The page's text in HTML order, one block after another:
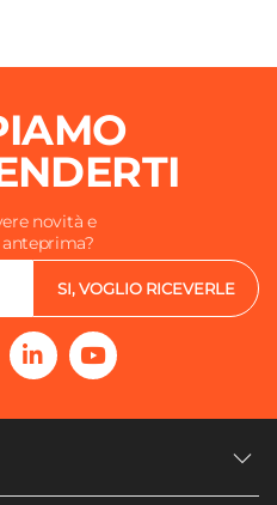
novità e
SI, VOGLIO RICEVERLE